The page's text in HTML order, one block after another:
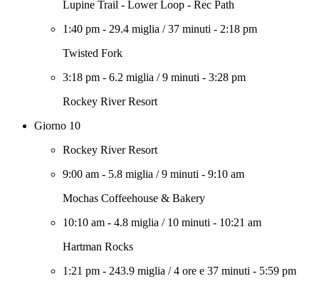
Lupine Trail - Lower Loop - Rec Path
1:40 pm - 29.4 miglia /37 minuti - 2:18 pm
Twisted Fork
3:18 pm - 6.2 miglia /9 minuti - 3:28 pm
Rockey River Resort
Giorno 10
Rockey River Resort
9:00 am - 5.8 miglia /9 minuti - 9:10 am
Mochas Coffeehouse & Bakery
10:10 am - 4.8 miglia / 10 minuti - 10:21 am
Hartman Rocks
1:21 pm - 243.9 miglia /4 ore e 37 minuti - 5:59 pm